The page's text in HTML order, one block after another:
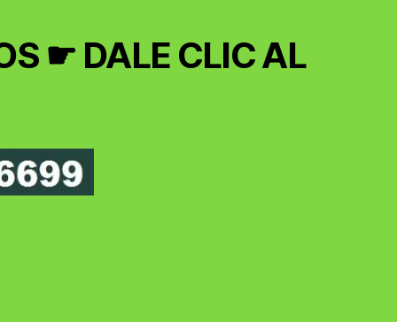
☛ DALE CLIC AL